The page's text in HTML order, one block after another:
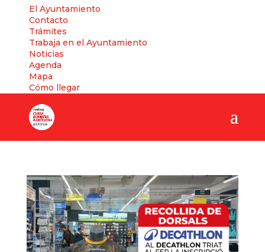
El Ayuntamiento
Contacto
Trámites
Trabaja en el Ayuntamiento
Noticias
Agenda
Mapa
Cómo llegar